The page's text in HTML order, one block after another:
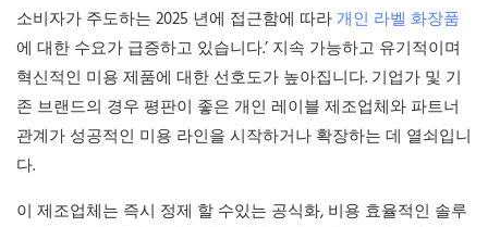
소비자가 주도하는 2025 년에 접근함에 따라 개인 라벨 화장품
에 대한 수요가 급증하고 있습니다.’ 지속 가능하고 유기적이며
혁신적인 미용 제품에 대한 선호도가 높아집니다. 기업가 및 기
존 브랜드의 경우 평판이 좋은 개인 레이블 제조업체와 파트너
관계가 성공적인 미용 라인을 시작하거나 확장하는 데 열쇠입니
다.
이 제조업체는 즉시 정제 할 수있는 공식화, 비용 효율적인 솔루